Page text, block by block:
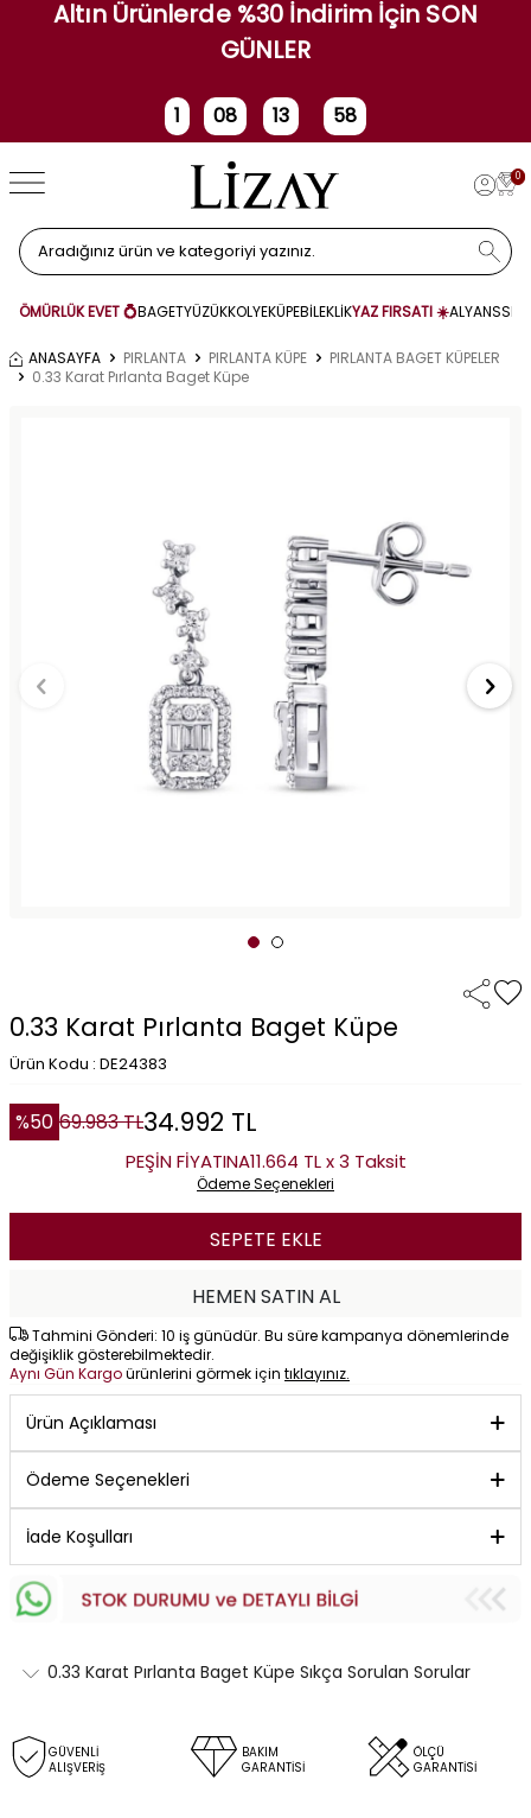
Altın Ürünlerde %30 İndirim İçin SON
GÜNLER
1
Gün
08
Saat
13 58
0
ÖMÜRLÜK EVET 💍BAGETYÜZÜKKOLYEKÜPEBİLEKLİKYAZ FIRSATI ☀️ALYANS
ANASAYFA PIRLANTA PIRLANTA KÜPE
PIRLANTA BAGET KÜPELER
0.33 Karat Pırlanta Baget Küpe
0.33 Karat Pırlanta Baget Küpe
Ürün Kodu : DE24383
%50 69.983TL34.992 TL
PEŞİN FİYATINA11.664 TL x 3 Taksit
Ödeme Seçenekleri
SEPETE EKLE
HEMEN SATIN AL
Tahmini Gönderi: 10 iş günüdür. Bu süre kampanya dönemlerinde
değişiklik gösterebilmektedir.
Aynı Gün Kargoürünlerini görmek için tıklayınız.
Ürün Açıklaması
Ödeme Seçenekleri
İade Koşulları
0.33 Karat Pırlanta Baget Küpe Sıkça Sorulan Sorular
GÜVENLİ
ALIŞVERİŞ
BAKIM
GARANTİSİ
ÖLÇÜ
GARANTİSİ